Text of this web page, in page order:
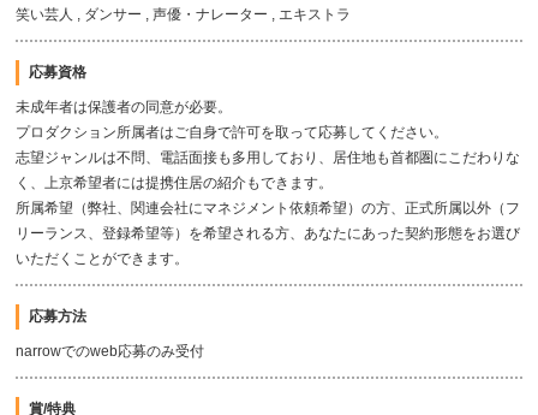
笑い芸人 , ダンサー , 声優・ナレーター , エキストラ
応募資格
未成年者は保護者の同意が必要。
プロダクション所属者はご自身で許可を取って応募してください。
志望ジャンルは不問、電話面接も多用しており、居住地も首都圏にこだわりな
く、上京希望者には提携住居の紹介もできます。
所属希望（弊社、関連会社にマネジメント依頼希望）の方、正式所属以外（フ
リーランス、登録希望等）を希望される方、あなたにあった契約形態をお選び
いただくことができます。
応募方法
narrowでのweb応募のみ受付
賞/特典